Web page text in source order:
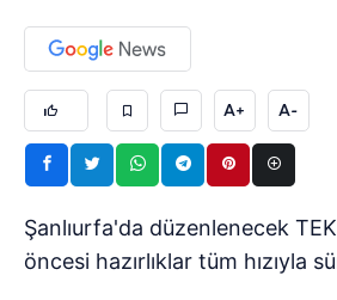
A+ A-
Şanlıurfa'da düzenlenecek
öncesi hazırlıklar tüm hızıyla